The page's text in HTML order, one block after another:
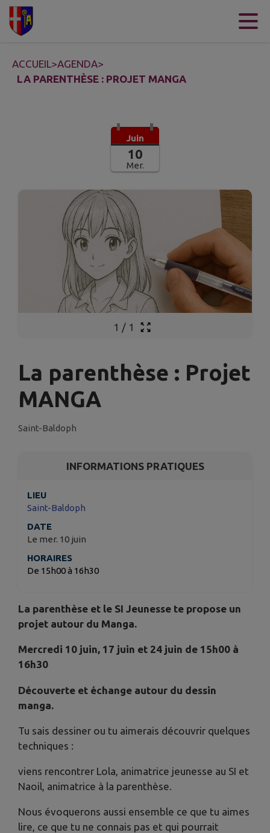
Contenu
ACCUEIL>AGENDA>
LA PARENTHÈSE : PROJET MANGA
Juin
10
Mer.
1 / 1
La parenthèse : Projet
MANGA
Saint-Baldoph
INFORMATIONS PRATIQUES
LIEU
Saint-Baldoph
DATE
Le mer. 10 juin
HORAIRES
De 15h00 à 16h30
La parenthèse et le SI Jeunesse te propose un
projet autour du Manga.
Mercredi 10 juin, 17 juin et 24 juin de 15h00 à
16h30
Découverte et échange autour du dessin
manga.
Tu sais dessiner ou tu aimerais découvrir quelques
techniques :
viens rencontrer Lola, animatrice jeunesse au SI et
Naoil, animatrice à la parenthèse.
Nous évoquerons aussi ensemble ce que tu aimes
lire, ce que tu ne connais pas et qui pourrait